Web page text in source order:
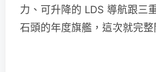
力、可升降的 LDS 導航跟三
石頭的年度旗艦，這次就完整